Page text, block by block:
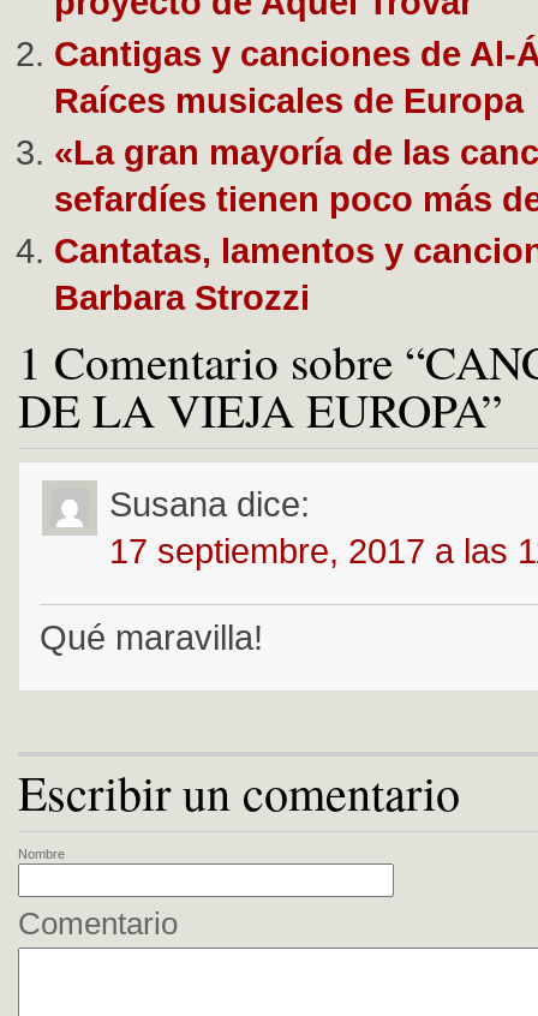
Cantigas y canciones de Al-
Raíces musicales de Europa
«La gran mayoría de las
sefardíes tienen poco más
Cantatas, lamentos y
Barbara Strozzi
1 Comentario sobre
DE LA VIEJA EUROPA”
Susana dice:
17 septiembre, 2017 a las
Qué maravilla!
Escribir un comentario
Nombre
Comentario